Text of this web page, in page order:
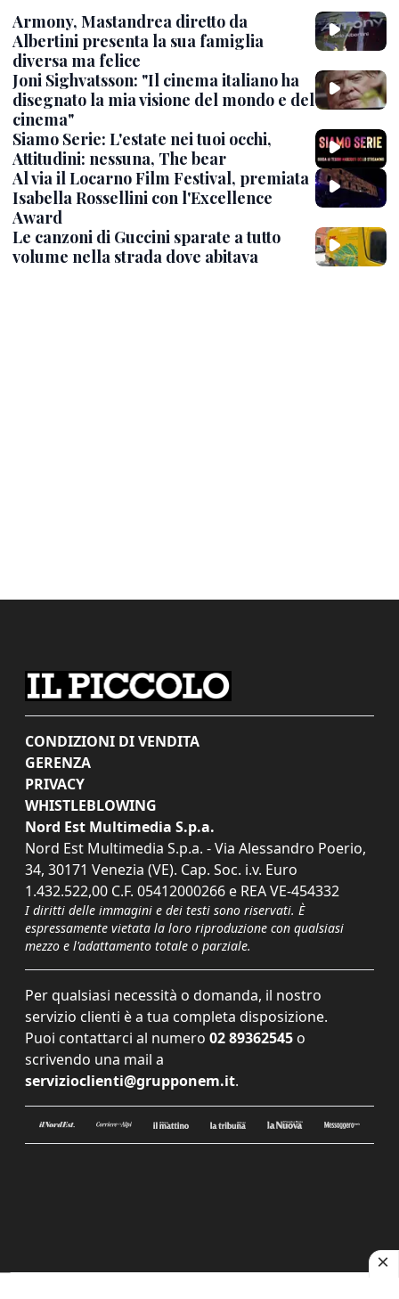
Armony, Mastandrea diretto da
Albertini presenta la sua famiglia
diversa ma felice
Joni Sighvatsson: "Il cinema italiano ha
disegnato la mia visione del mondo e del
cinema"
Siamo Serie: L'estate nei tuoi occhi,
Attitudini: nessuna, The bear
Al via il Locarno Film Festival, premiata
Isabella Rossellini con l'Excellence
Award
Le canzoni di Guccini sparate a tutto
volume nella strada dove abitava
CONDIZIONI DI VENDITA
GERENZA
PRIVACY
WHISTLEBLOWING
Nord Est Multimedia S.p.a.
Nord Est Multimedia S.p.a. - Via Alessandro Poerio,
34, 30171 Venezia (VE). Cap. Soc. i.v. Euro
1.432.522,00 C.F. 05412000266 e REA VE-454332
I diritti delle immagini e dei testi sono riservati. È
espressamente vietata la loro riproduzione con qualsiasi
mezzo e l'adattamento totale o parziale.
Per qualsiasi necessità o domanda, il nostro
servizio clienti è a tua completa disposizione.
Puoi contattarci al numero 02 89362545 o
scrivendo una mail a
servizioclienti@grupponem.it.